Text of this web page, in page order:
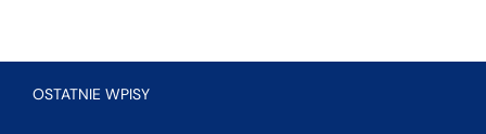
OSTATNIE WPISY